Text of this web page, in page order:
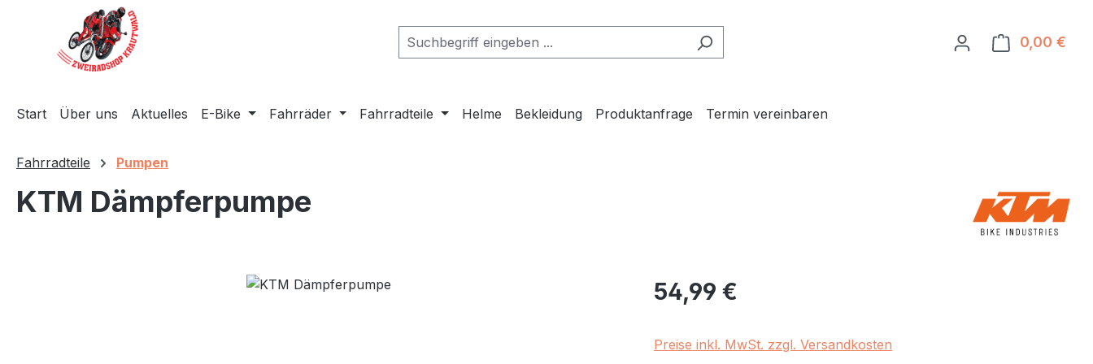
Hauptinhalt springen
Zur Suche springen
Zur Hauptnavigation springen
0,00 €
Start Über uns Aktuelles E-Bike Fahrräder Fahrradteile Helme Bekleidung Produktanfrage Termin vereinbaren
Fahrradteile Pumpen
KTM Dämpferpumpe
Regulärer Preis:
54,99 €
Preise inkl. MwSt. zzgl. Versandkosten